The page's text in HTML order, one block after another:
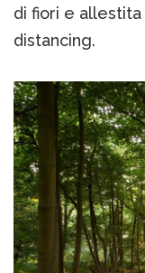
di fiori e
distancing.